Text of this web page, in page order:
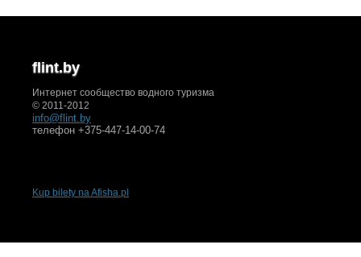
flint.by
Интернет сообщество водного туризма
© 2011-2012
info@flint.by
телефон +375-447-14-00-74
Kup bilety na Afisha.pl